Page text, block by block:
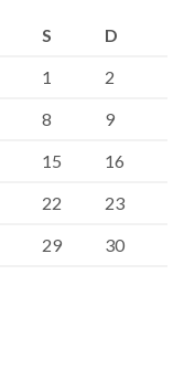
S
D
1
2
8
9
15
16
22
23
29
30